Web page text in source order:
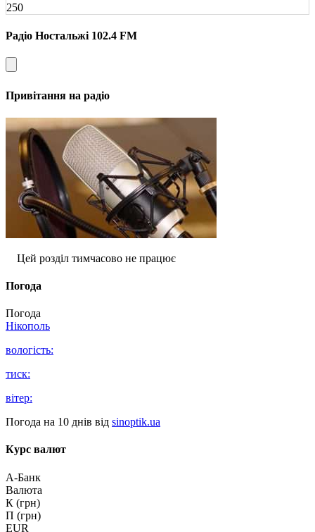
250
Радіо Ностальжі 102.4 FM
Привітання на радіо
Цей розділ тимчасово не працює
Погода
Погода
Нікополь
вологість:
тиск:
вітер:
Погода на 10 днів від sinoptik.ua
Курс валют
А-Банк
Валюта
К (грн)
П (грн)
EUR